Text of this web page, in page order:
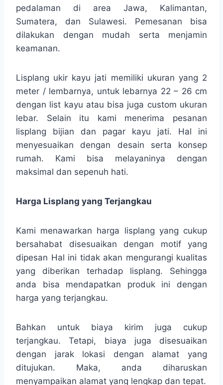
pedalaman di area Jawa, Kalimantan,
Sumatera, dan Sulawesi. Pemesanan bisa
dilakukan dengan mudah serta menjamin
keamanan.
Lisplang ukir kayu jati memiliki ukuran yang 2
meter / lembarnya, untuk lebarnya 22 – 26 cm
dengan list kayu atau bisa juga custom ukuran
lebar. Selain itu kami menerima pesanan
lisplang bijian dan pagar kayu jati. Hal ini
menyesuaikan dengan desain serta konsep
rumah. Kami bisa melayaninya dengan
maksimal dan sepenuh hati.
Harga Lisplang yang Terjangkau
Kami menawarkan harga lisplang yang cukup
bersahabat disesuaikan dengan motif yang
dipesan Hal ini tidak akan mengurangi kualitas
yang diberikan terhadap lisplang. Sehingga
anda bisa mendapatkan produk ini dengan
harga yang terjangkau.
Bahkan untuk biaya kirim juga cukup
terjangkau. Tetapi, biaya juga disesuaikan
dengan jarak lokasi dengan alamat yang
ditujukan. Maka, anda diharuskan
menyampaikan alamat yang lengkap dan tepat.